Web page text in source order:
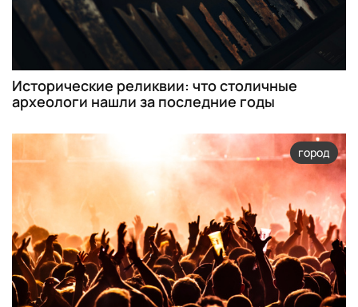
Исторические реликвии: что столичные
археологи нашли за последние годы
город